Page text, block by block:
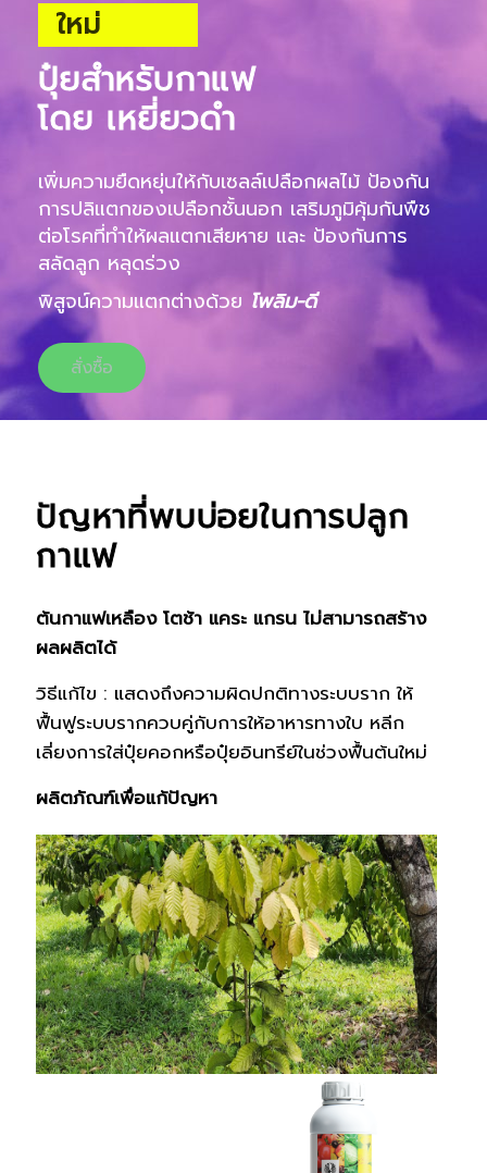
ใหม่
ปุ๋ยสำหรับกาแฟ
โดย เหยี่ยวดำ
เพิ่มความยืดหยุ่นให้กับเซลล์เปลือกผลไม้ ป้องกัน
การปลิแตกของเปลือกชั้นนอก เสริมภูมิคุ้มกันพืช
ต่อโรคที่ทำให้ผลแตกเสียหาย และ ป้องกันการ
สลัดลูก หลุดร่วง
พิสูจน์ความแตกต่างด้วย โพลิม-ดี
สั่งซื้อ
ปัญหาที่พบบ่อยในการปลูก
กาแฟ
ต้นกาแฟเหลือง โตช้า แคระ แกรน ไม่สามารถสร้าง
ผลผลิตได้
วิธีแก้ไข : แสดงถึงความผิดปกติทางระบบราก ให้
ฟื้นฟูระบบรากควบคู่กับการให้อาหารทางใบ หลีก
เลี่ยงการใส่ปุ๋ยคอกหรือปุ๋ยอินทรีย์ในช่วงฟื้นต้นใหม่
ผลิตภัณฑ์เพื่อแก้ปัญหา